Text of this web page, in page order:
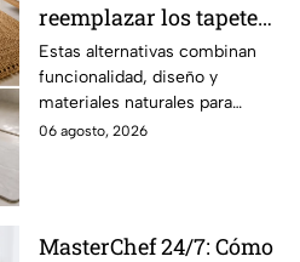
reemplazar los tapetes
de baño por opciones
más naturales y
aesthetics
Estas alternativas combinan
funcionalidad, diseño y
materiales naturales para
renovar tu baño.
06 agosto, 2026
MasterChef 24/7: Cómo